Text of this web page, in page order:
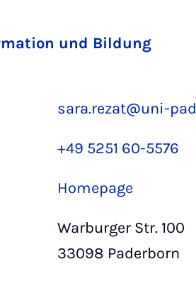
und Bildung
sara.rezat@uni-
+49 5251 60-5576
Homepage
Warburger Str. 100
33098 Paderborn